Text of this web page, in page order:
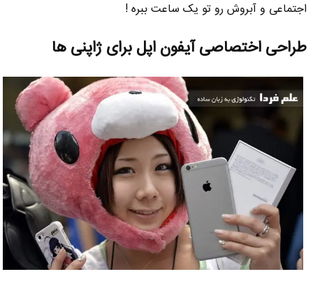
اجتماعی و آبروش رو تو یک ساعت ببره !
طراحی اختصاصی آیفون اپل برای ژاپنی ها